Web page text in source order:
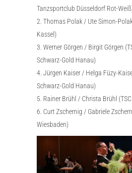
Tanzsportclub Düsseldorf Rot-
2. Thomas Polak / Ute Simon-
Kassel)
3. Werner Görgen / Birgit Görgen
Schwarz-Gold Hanau)
4. Jürgen Kaiser / Helga Füzy-
Schwarz-Gold Hanau)
5. Rainer Brühl / Christa Brühl
6. Curt Zschernig / Gabriele
Wiesbaden)